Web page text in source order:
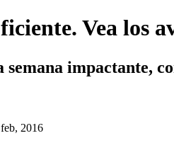
Vea los
semana impactante,
2016